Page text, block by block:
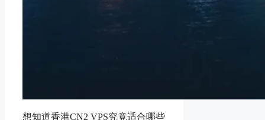
想知道香港CN2 VPS究竟适合哪些